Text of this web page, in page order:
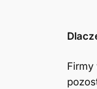
Firmy